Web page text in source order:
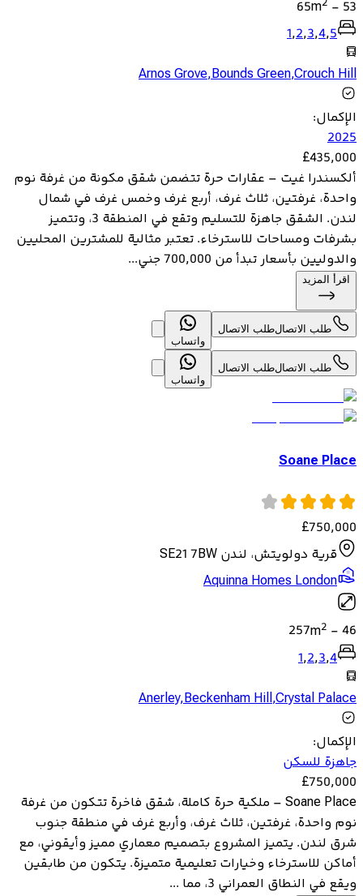
53
-
65m2
1,2,3,4,5
Arnos Grove,Bounds Green,Crouch Hill
الإكمال:
2025
£435,000
ألكسندرا غيت – عقارات حرة تتضمن شقق مكونة من غرفة نوم
واحدة، غرفتين، ثلاث غرف، أربع غرف وخمس غرف في شمال
لندن. الشقق جاهزة للتسليم وتقع في المنطقة 3، وتتميز
بشرفات ومساحات للاسترخاء. تعتبر مثالية للمشترين المحليين
والدوليين بأسعار تبدأ من 700,000 جني...
اقرأ المزيد
طلب الاتصالطلب الاتصال
واتساب
طلب الاتصالطلب الاتصال
واتساب
Soane Place
£750,000
قرية دولويتش، لندن SE21 7BW
Aquinna Homes London
46
-
257m2
1,2,3,4
Anerley,Beckenham Hill,Crystal Palace
الإكمال:
جاهزة للسكن
£750,000
Soane Place – ملكية حرة كاملة، شقق فاخرة تتكون من غرفة
نوم واحدة، غرفتين، ثلاث غرف، وأربع غرف في منطقة جنوب
شرق لندن. يتميز المشروع بتصميم معماري مميز وأيقوني، مع
أماكن للاسترخاء وخيارات تعليمية متميزة. يتكون من طابقين
ويقع في النطاق العمراني 3، مما ...